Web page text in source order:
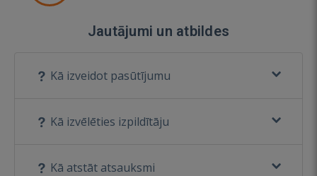
Jautājumi un atbildes
Kā izveidot pasūtījumu
Kā izvēlēties izpildītāju
Kā atstāt atsauksmi